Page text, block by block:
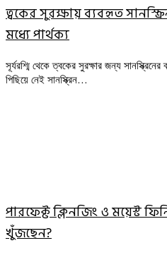
ত্বকের সুরক্ষায় ব্যবহৃত
মধ্যে পার্থক্য
সূর্যরশ্মি থেকে ত্বকের সুরক্ষার জন্য
পিছিয়ে নেই সানস্ক্রিন…
পারফেক্ট ক্লিনজিং ও ময়েস্ট
খুঁজছেন?